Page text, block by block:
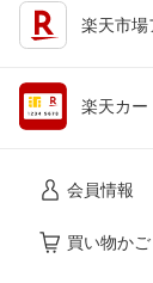
楽天市場
楽天カー
会員情報
買い物かご